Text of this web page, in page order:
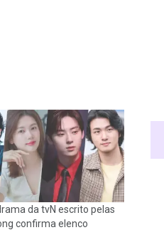
da tvN escrito pelas
confirma elenco